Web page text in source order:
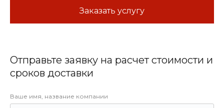
Заказать услугу
Отправьте заявку на расчет стоимости и
сроков доставки
Ваше имя, название компании